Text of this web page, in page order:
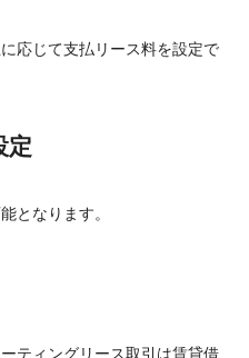
応じて支払リース料を設定で
定
となります。
ティングリース取引は賃貸借